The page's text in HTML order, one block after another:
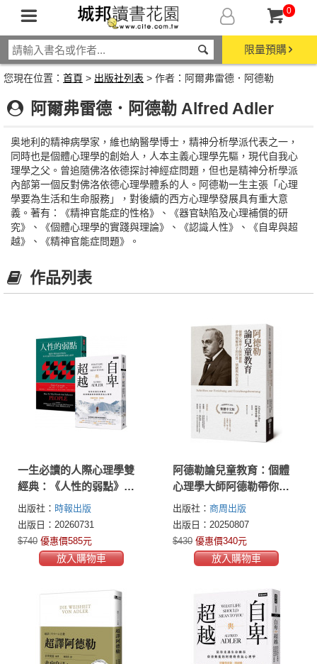
0
限量預購
您現在位置： 首頁 > 出版社列表 > 作者：阿爾弗雷德．阿德勒
阿爾弗雷德．阿德勒 Alfred Adler
奥地利的精神病學家，維也納醫學博士，精神分析學派代表之一，
同時也是個體心理學的創始人，人本主義心理學先驅，現代自我心
理學之父。曾追隨佛洛依德探討神經症問題，但也是精神分析學派
內部第一個反對佛洛依德心理學體系的人。阿德勒一生主張「心理
學要為生活和生命服務」，對後續的西方心理學發展具有重大意
義。著有：《精神官能症的性格》、《器官缺陷及心理補償的研
究》、《個體心理學的實踐與理論》、《認識人性》、《自卑與超
越》、《精神官能症問題》。
作品列表
一生必讀的人際心理學雙
經典：《人性的弱點》＋
《自卑與超越》
出版社： 時報出版
出版日：20260731
$740 優惠價585元
放入購物車
阿德勒論兒童教育：個體
心理學大師阿德勒帶你理
解孩子的行為、情緒與內
在需求
出版社： 商周出版
出版日：20250807
$430 優惠價340元
放入購物車